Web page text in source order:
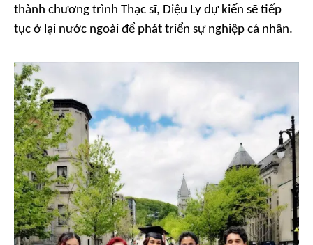
thành chương trình Thạc sĩ, Diệu Ly dự kiến sẽ tiếp
tục ở lại nước ngoài để phát triển sự nghiệp cá nhân.